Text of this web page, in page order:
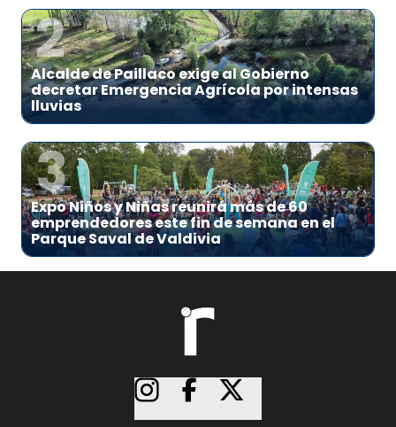
2
Alcalde de Paillaco exige al Gobierno
decretar Emergencia Agrícola por intensas
lluvias
3
Expo Niños y Niñas reunirá más de 60
emprendedores este fin de semana en el
Parque Saval de Valdivia